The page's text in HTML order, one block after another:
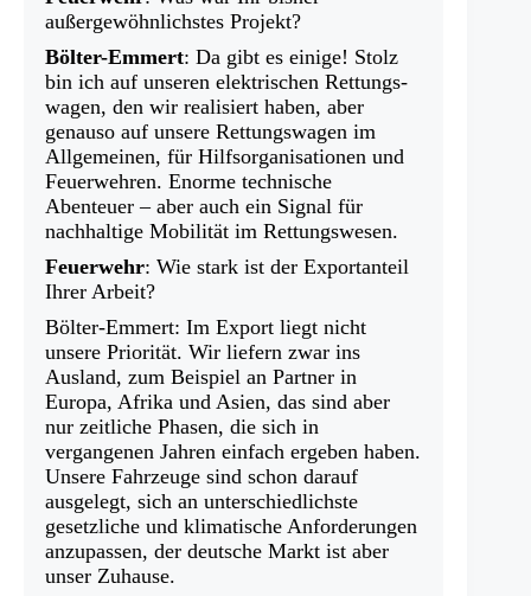
außergewöhnlichstes Projekt?
Bölter-Emmert: Da gibt es einige! Stolz
bin ich auf unseren elektrischen Rettungs­
wagen, den wir realisiert haben, aber
genauso auf unsere Rettungswagen im
Allgemeinen, für Hilfsorganisationen und
Feuerwehren. Enorme technische
Abenteuer – aber auch ein Signal für
nachhaltige Mobilität im Rettungswesen.
Feuerwehr: Wie stark ist der Exportanteil
Ihrer Arbeit?
Bölter-Emmert: Im Export liegt nicht
unsere Priorität. Wir liefern zwar ins
Ausland, zum Beispiel an Partner in
Europa, Afrika und Asien, das sind aber
nur zeitliche Phasen, die sich in
vergangenen Jahren einfach ergeben haben.
Unsere Fahrzeuge sind schon darauf
ausgelegt, sich an unterschiedlichste
gesetzliche und klimatische Anforderungen
anzupassen, der deutsche Markt ist aber
unser Zuhause.